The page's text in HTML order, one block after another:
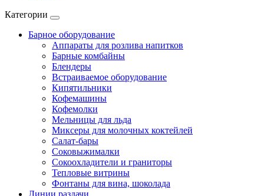
Категории
Барное оборудование
Аппараты для розлива напитков
Барные комбайны
Блендеры
Встраиваемое оборудование
Кипятильники
Кофемашины
Кофемолки
Мельницы для льда
Миксеры для молочных коктейлей
Салат-бары
Соковыжималки
Сокоохладители и граниторы
Тепловые витрины
Фонтаны для вина, шоколада
Линии раздачи